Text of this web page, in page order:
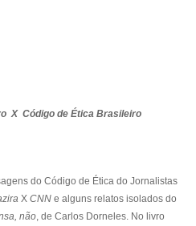
X Código de Ética Brasileiro
do Código de Ética do Jornalistas
X CNN e alguns relatos isolados do
não, de Carlos Dorneles. No livro